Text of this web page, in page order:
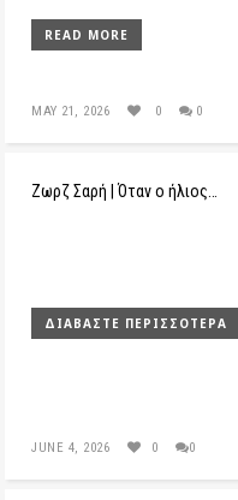
READ MORE
MAY 21, 2026 0 0
Ζωρζ Σαρή | Όταν ο ήλιος…
ΔΙΑΒΆΣΤΕ ΠΕΡΙΣΣΌΤΕΡΑ
JUNE 4, 2026 0 0